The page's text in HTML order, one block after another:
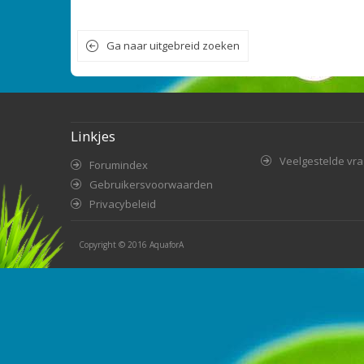
Ga naar uitgebreid zoeken
Linkjes
Forumindex
Gebruikersvoorwaarden
Privacybeleid
Veelgestelde
Copyright © 2016 AquaforA